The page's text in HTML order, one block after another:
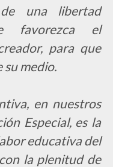
una libertad
favorezca el
para que
su medio.
en nuestros
Especial, es la
educativa del
la plenitud de